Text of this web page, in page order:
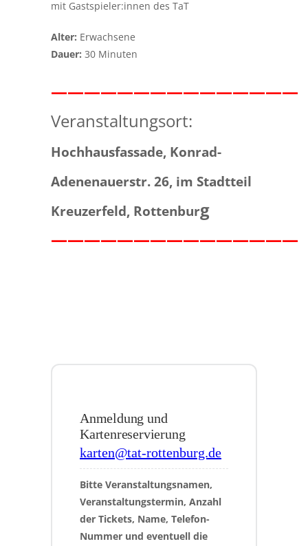
mit Gastspieler:innen des TaT
Alter: Erwachsene
Dauer: 30 Minuten
———————————————
Veranstaltungsort:
Hochhausfassade, Konrad-
Adenenauerstr. 26, im Stadtteil
Kreuzerfeld, Rottenburg
———————————————
Anmeldung und
Kartenreservierung
karten@tat-rottenburg.de
Bitte Veranstaltungsnamen,
Veranstaltungstermin, Anzahl
der Tickets, Name, Telefon-
Nummer und eventuell die